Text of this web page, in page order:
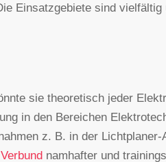
Einsatzgebiete sind vielfältig
sie theoretisch jeder
in den Bereichen
z. B. in der Lichtplaner-
Verbund namhafter und